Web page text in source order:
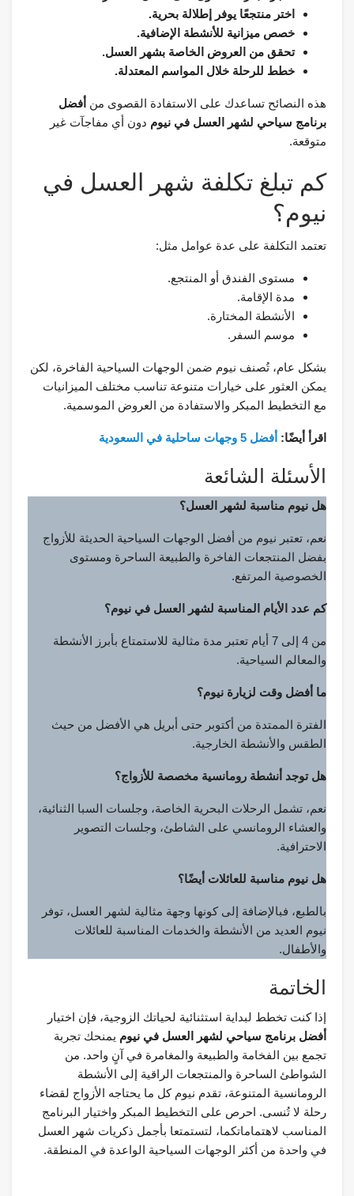
اختر منتجعًا يوفر إطلالة بحرية.
خصص ميزانية للأنشطة الإضافية.
تحقق من العروض الخاصة بشهر العسل.
خطط للرحلة خلال المواسم المعتدلة.
هذه النصائح تساعدك على الاستفادة القصوى من أفضل
برنامج سياحي لشهر العسل في نيوم دون أي مفاجآت غير
متوقعة.
كم تبلغ تكلفة شهر العسل في
نيوم؟
تعتمد التكلفة على عدة عوامل مثل:
مستوى الفندق أو المنتجع.
مدة الإقامة.
الأنشطة المختارة.
موسم السفر.
بشكل عام، تُصنف نيوم ضمن الوجهات السياحية الفاخرة، لكن
يمكن العثور على خيارات متنوعة تناسب مختلف الميزانيات
مع التخطيط المبكر والاستفادة من العروض الموسمية.
اقرأ أيضًا: أفضل 5 وجهات ساحلية في السعودية
الأسئلة الشائعة
هل نيوم مناسبة لشهر العسل؟
نعم، تعتبر نيوم من أفضل الوجهات السياحية الحديثة للأزواج
بفضل المنتجعات الفاخرة والطبيعة الساحرة ومستوى
الخصوصية المرتفع.
كم عدد الأيام المناسبة لشهر العسل في نيوم؟
من 4 إلى 7 أيام تعتبر مدة مثالية للاستمتاع بأبرز الأنشطة
والمعالم السياحية.
ما أفضل وقت لزيارة نيوم؟
الفترة الممتدة من أكتوبر حتى أبريل هي الأفضل من حيث
الطقس والأنشطة الخارجية.
هل توجد أنشطة رومانسية مخصصة للأزواج؟
نعم، تشمل الرحلات البحرية الخاصة، وجلسات السبا الثنائية،
والعشاء الرومانسي على الشاطئ، وجلسات التصوير
الاحترافية.
هل نيوم مناسبة للعائلات أيضًا؟
بالطبع، فبالإضافة إلى كونها وجهة مثالية لشهر العسل، توفر
نيوم العديد من الأنشطة والخدمات المناسبة للعائلات
والأطفال.
الخاتمة
إذا كنت تخطط لبداية استثنائية لحياتك الزوجية، فإن اختيار
أفضل برنامج سياحي لشهر العسل في نيوم يمنحك تجربة
تجمع بين الفخامة والطبيعة والمغامرة في آنٍ واحد. من
الشواطئ الساحرة والمنتجعات الراقية إلى الأنشطة
الرومانسية المتنوعة، تقدم نيوم كل ما يحتاجه الأزواج لقضاء
رحلة لا تُنسى. احرص على التخطيط المبكر واختيار البرنامج
المناسب لاهتماماتكما، لتستمتعا بأجمل ذكريات شهر العسل
في واحدة من أكثر الوجهات السياحية الواعدة في المنطقة.